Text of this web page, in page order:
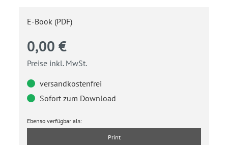
E-Book (PDF)
0,00 €
Preise inkl. MwSt.
versandkostenfrei
Sofort zum Download
Ebenso verfügbar als:
Print